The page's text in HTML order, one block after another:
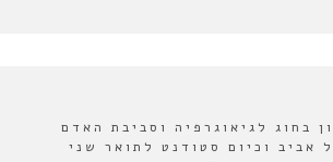
בחוג לגיאוגרפיה וסביבת האדם
אביב וכיום סטודנט לתואר שני